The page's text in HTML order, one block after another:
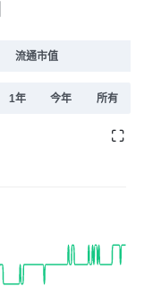
流通市值
1年 今年 所有